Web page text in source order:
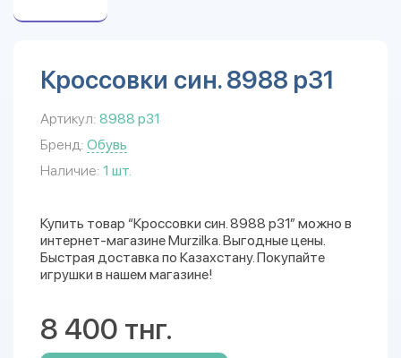
Кроссовки син. 8988 р31
Артикул: 8988 р31
Бренд: Обувь
Наличие: 1 шт.
Купить товар “Кроссовки син. 8988 р31” можно в
интернет-магазине Murzilka. Выгодные цены.
Быстрая доставка по Казахстану. Покупайте
игрушки в нашем магазине!
8 400 тнг.